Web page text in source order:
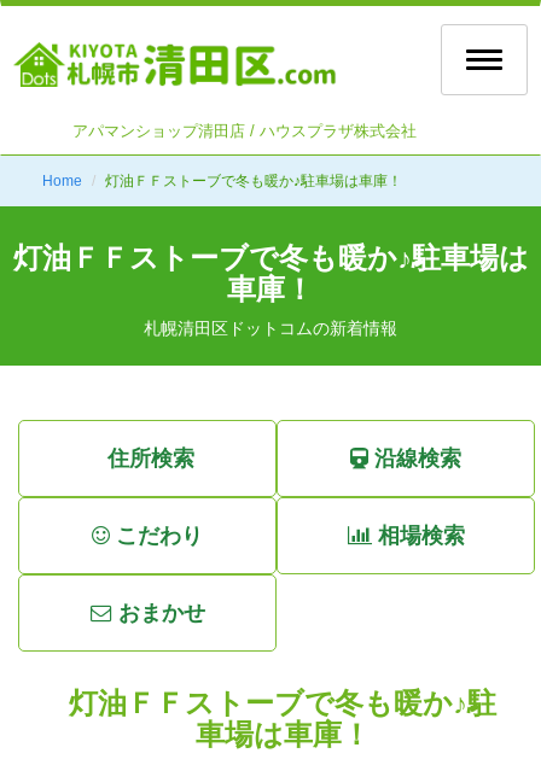
Toggle
アパマンショップ清田店 / ハウスプラザ株式会社
Home 灯油ＦＦストーブで冬も暖か♪駐車場は車庫！
灯油ＦＦストーブで冬も暖か♪駐車場は
車庫！
札幌清田区ドットコムの新着情報
住所検索 沿線検索
こだわり 相場検索
おまかせ
灯油ＦＦストーブで冬も暖か♪駐
車場は車庫！